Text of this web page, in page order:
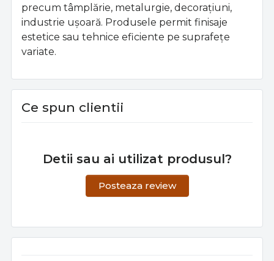
precum tâmplărie, metalurgie, decoraţiuni,
industrie uşoară. Produsele permit finisaje
estetice sau tehnice eficiente pe suprafeţe
variate.
Ce spun clientii
Detii sau ai utilizat produsul?
Posteaza review